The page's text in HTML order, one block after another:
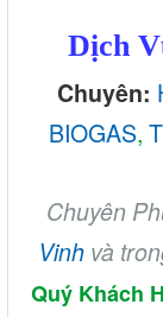
Dịch
Chuyên:
BIOGAS,
Chuyên
Vinhvà
Quý Khách